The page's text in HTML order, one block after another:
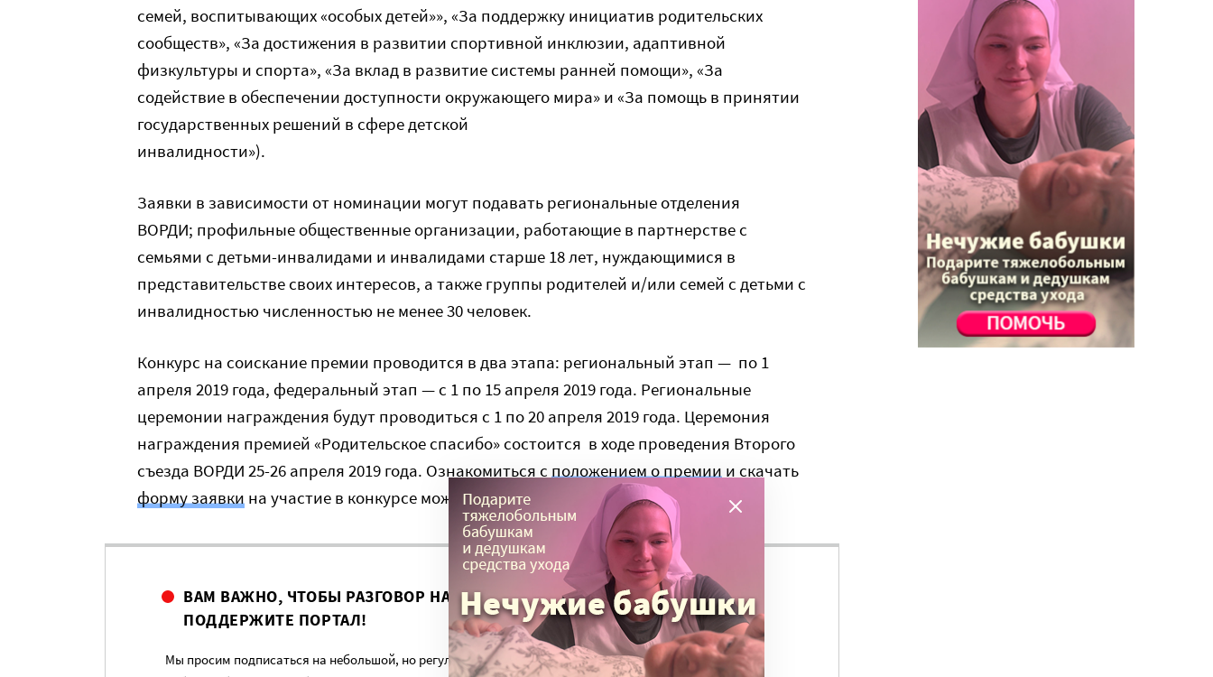
семей, воспитывающих «особых детей»», «За поддержку инициатив родительских
сообществ», «За достижения в развитии спортивной инклюзии, адаптивной
физкультуры и спорта», «За вклад в развитие системы ранней помощи», «За
содействие в обеспечении доступности окружающего мира» и «За помощь в принятии
государственных решений в сфере детской
инвалидности»).
Заявки в зависимости от номинации могут подавать региональные отделения
ВОРДИ; профильные общественные организации, работающие в партнерстве с
семьями с детьми-инвалидами и инвалидами старше 18 лет, нуждающимися в
представительстве своих интересов, а также группы родителей и/или семей с детьми с
инвалидностью численностью не менее 30 человек.
Конкурс на соискание премии проводится в два этапа: региональный этап — по 1
апреля 2019 года, федеральный этап — с 1 по 15 апреля 2019 года. Региональные
церемонии награждения будут проводиться с 1 по 20 апреля 2019 года. Церемония
награждения премией «Родительское спасибо» состоится в ходе проведения Второго
съезда ВОРДИ 25-26 апреля 2019 года. Ознакомиться с положением о премии и скачать
форму заявки на участие в конкурсе можно на сайте ВОРДИ.
ВАМ ВАЖНО, ЧТОБЫ РАЗГОВОР НА ЭТУ ТЕМУ ПРОДОЛЖИЛСЯ?
ПОДДЕРЖИТЕ ПОРТАЛ!
Мы просим подписаться на небольшой, но регулярный платеж в пользу нашего сайта. Милосердие.ru